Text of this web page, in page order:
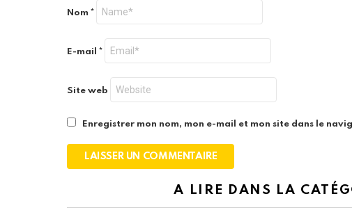
Nom *
E-mail *
Site web
Enregistrer mon nom, mon e-mail et mon site dans le
A LIRE DANS LA